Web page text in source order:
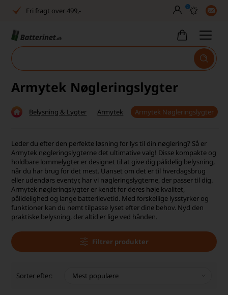
Fri fragt over 499,-
Høj kundetilfredshed
Dag-til-dag levering
Dansk lager
30 dages returret
Tlf. er lukket uge 27-32
Høj kundetilfredshed
0
Armytek Nøgleringslygter
Belysning & Lygter Armytek Armytek Nøgleringslygter
Leder du efter den perfekte løsning for lys til din nøglering? Så er
Armytek nøgleringslygterne det ultimative valg! Disse kompakte og
holdbare lommelygter er designet til at give dig pålidelig belysning,
når du har brug for det mest. Uanset om det er til hverdagsbrug
eller udendørs eventyr, har vi nøgleringslygterne, der passer til dig.
Armytek nøgleringslygter er kendt for deres høje kvalitet,
pålidelighed og lange batterilevetid. Med forskellige lysstyrker og
funktioner kan du nemt tilpasse lyset efter dine behov. Nyd den
praktiske belysning, der altid er lige ved hånden.
Filtrer produkter
Sorter efter: